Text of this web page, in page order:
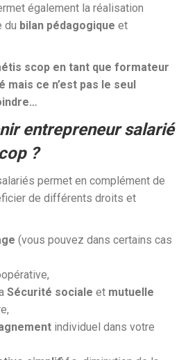
également la réalisation
du bilan pédagogique et
scop en tant que formateur
mais ce n’est pas le seul
entrepreneur salarié
?
permet en complément de
de différents droits et
(vous pouvez dans certains cas
Sécurité sociale et mutuelle
individuel dans votre